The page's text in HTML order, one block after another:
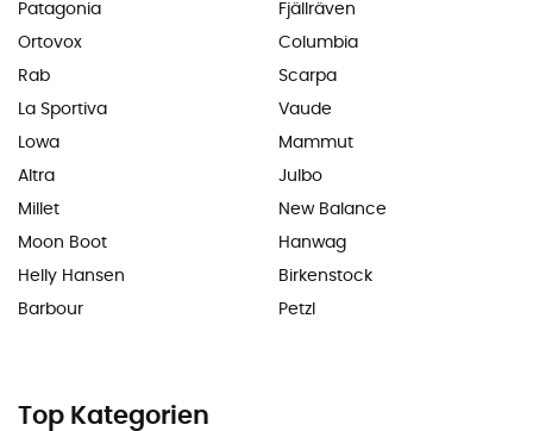
Patagonia
Ortovox
Rab
La Sportiva
Lowa
Altra
Millet
Moon Boot
Helly Hansen
Barbour
Fjällräven
Columbia
Scarpa
Vaude
Mammut
Julbo
New Balance
Hanwag
Birkenstock
Petzl
Top Kategorien